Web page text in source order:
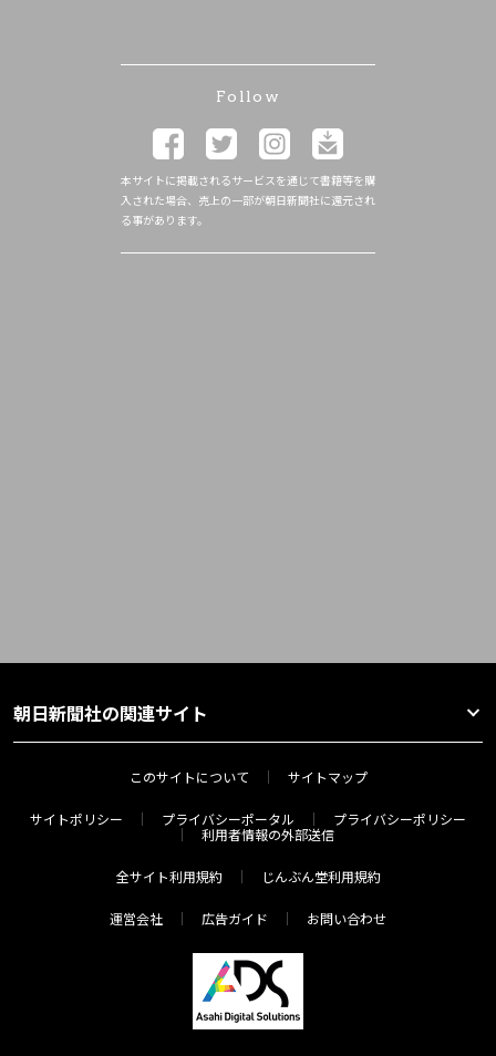
Follow
本サイトに掲載されるサービスを通じて書籍等を購
入された場合、売上の一部が朝日新聞社に還元され
る事があります。
朝日新聞社の関連サイト
このサイトについて サイトマップ
サイトポリシー プライバシーポータル
プライバシーポリシー
利用者情報の外部送信
全サイト利用規約 じんぶん堂利用規約
運営会社 広告ガイド お問い合わせ